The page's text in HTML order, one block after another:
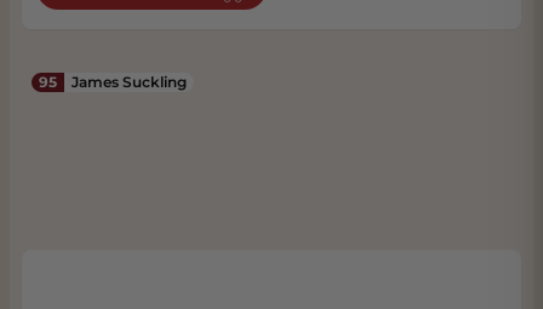
95 James Suckling